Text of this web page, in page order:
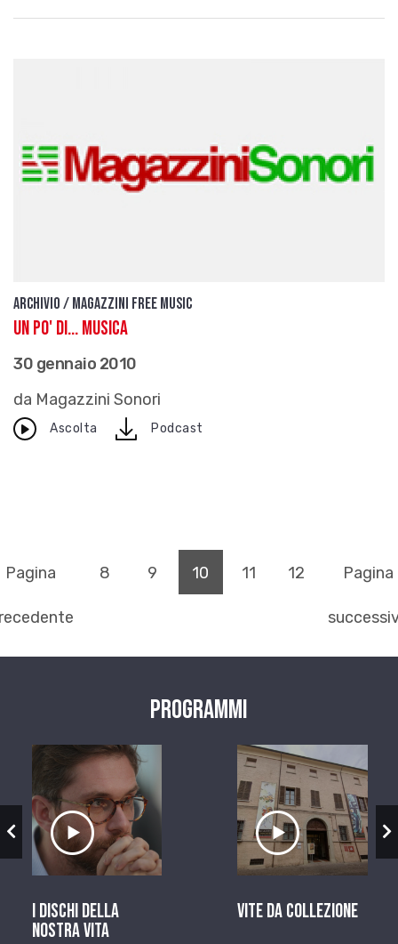
Archivio / Magazzini free music
Un po' di... musica
30 gennaio 2010
da Magazzini Sonori
Ascolta downloadPodcast
Pagina 8 9 10 (pagina corrente)
11 12 Pagina
Programmi
Ascolta il servizio
I dischi della
nostra vita
Ascolta il
Vite da Collezione